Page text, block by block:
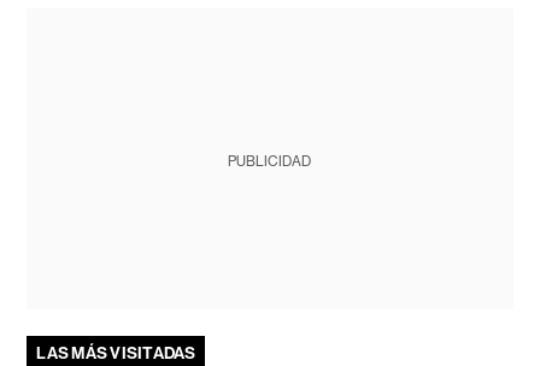
PUBLICIDAD
LAS MÁS VISITADAS